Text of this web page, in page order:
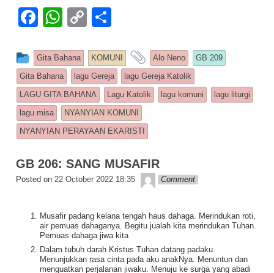
F
c
e
b
o
o
k
W
at
s
A
p
p
C
p
y
Li
n
k
ar
e
This entry was posted in
Gita Bahana KOMUNI and tagged
Alo Neno
GB 209
Gita Bahana
lagu Gereja
lagu Gereja Katolik
LAGU GITA BAHANA
Lagu Katolik lagu komuni
lagu liturgi
lagu misa
NYANYIAN KOMUNI
NYANYIAN PERAYAAN EKARISTI
GB 206: SANG MUSAFIR
Posted on 22 October 2022 18:35 Lapopp music
Comment
Musafir padang kelana tengah haus dahaga. Merindukan roti,
air pemuas dahaganya. Begitu jualah kita merindukan Tuhan.
Pemuas dahaga jiwa kita
Dalam tubuh darah Kristus Tuhan datang padaku.
Menunjukkan rasa cinta pada aku anakNya. Menuntun dan
menguatkan perjalanan jiwaku. Menuju ke surga yang abadi